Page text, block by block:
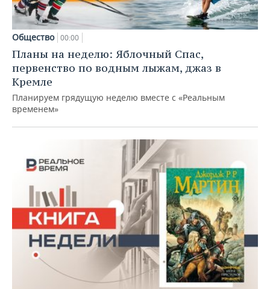
Общество 00:00
Планы на неделю: Яблочный Спас,
первенство по водным лыжам, джаз в
Кремле
Планируем грядущую неделю вместе с «Реальным
временем»